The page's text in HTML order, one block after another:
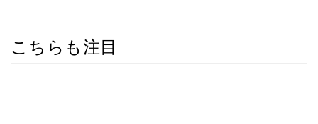
こちらも注目